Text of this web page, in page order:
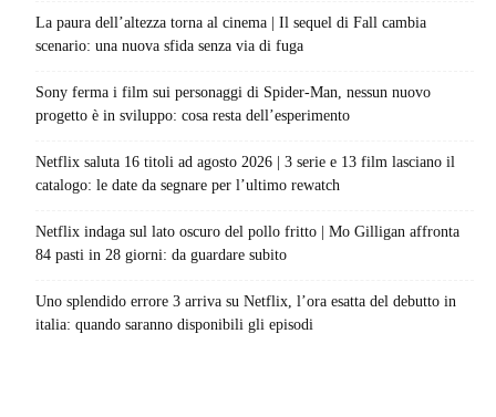
La paura dell’altezza torna al cinema | Il sequel di Fall cambia
scenario: una nuova sfida senza via di fuga
Sony ferma i film sui personaggi di Spider-Man, nessun nuovo
progetto è in sviluppo: cosa resta dell’esperimento
Netflix saluta 16 titoli ad agosto 2026 | 3 serie e 13 film lasciano il
catalogo: le date da segnare per l’ultimo rewatch
Netflix indaga sul lato oscuro del pollo fritto | Mo Gilligan affronta
84 pasti in 28 giorni: da guardare subito
Uno splendido errore 3 arriva su Netflix, l’ora esatta del debutto in
italia: quando saranno disponibili gli episodi